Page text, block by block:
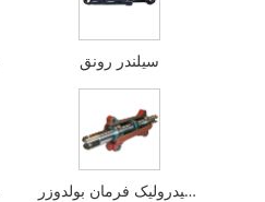
سیلندر رونق
استوانه هیدرولیک فرمان بولدوزر